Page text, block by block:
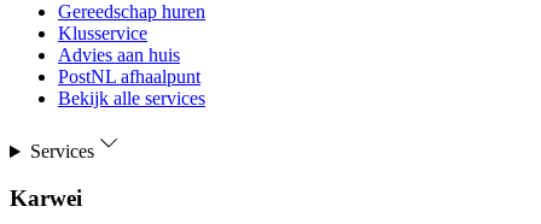
Gereedschap huren
Klusservice
Advies aan huis
PostNL afhaalpunt
Bekijk alle services
Services
Karwei